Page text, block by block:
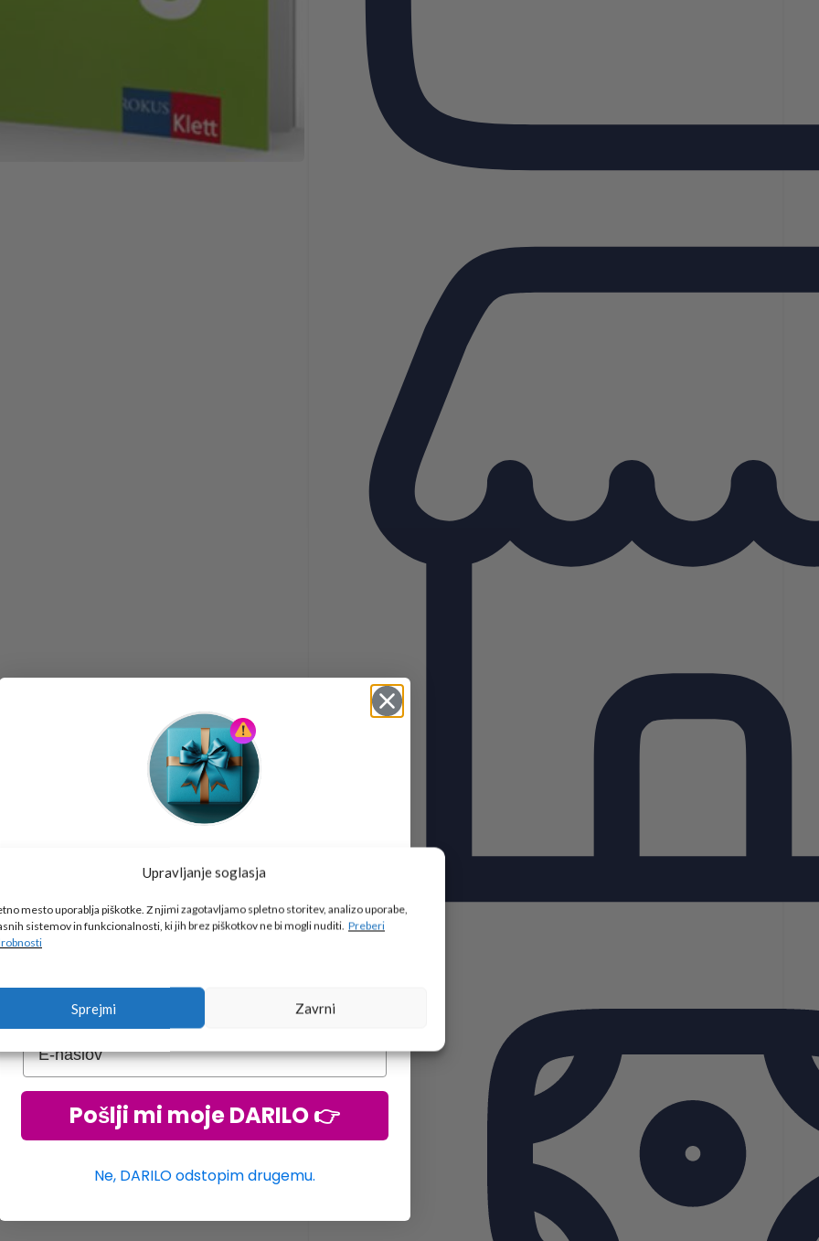
Upravljanje soglasja
mesto uporablja piškotke. Z njimi zagotavljamo spletno storitev, analizo uporabe,
sistemov in funkcionalnosti, ki jih brez piškotkov ne bi mogli nuditi. Preberi
Sprejmi Zavrni
🎁 DARILO
Vpiši podatke za prejem darilain se pridruži
Pošlji mi moje DARILO 👉
Ne, DARILO odstopim drugemu.